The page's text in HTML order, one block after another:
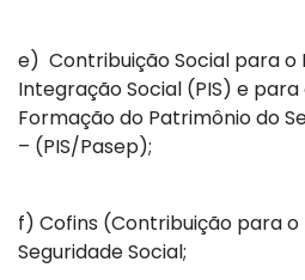
e) Contribuição Social para o
Integração Social (PIS) e
Formação do Patrimônio do
– (PIS/Pasep);
f) Cofins (Contribuição para
Seguridade Social;